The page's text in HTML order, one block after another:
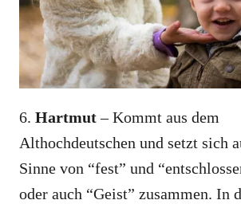
6. Hartmut– Kommt aus dem
Althochdeutschen und setzt sich
Sinne von “fest” und
oder auch “Geist” zusammen. In